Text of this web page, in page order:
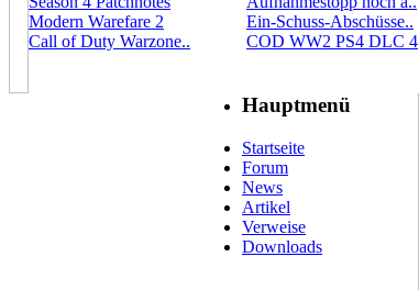
Modern Warefare 2
Call of Duty Warzone..
Ein-Schuss-Abschüsse..
COD WW2 PS4 DLC 4
Hauptmenü
Startseite
Forum
News
Artikel
Verweise
Downloads